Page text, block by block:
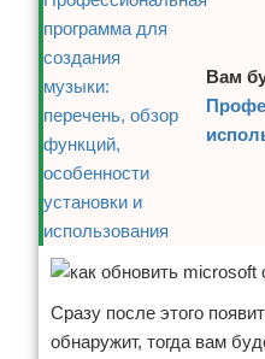
Вам
Сразу после этого
обнаружит, тогда вам